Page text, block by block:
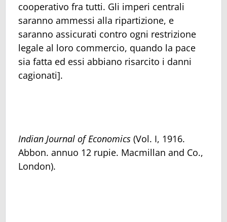
cooperativo fra tutti. Gli imperi centrali
saranno ammessi alla ripartizione, e
saranno assicurati contro ogni restrizione
legale al loro commercio, quando la pace
sia fatta ed essi abbiano risarcito i danni
cagionati].
Indian Journal of Economics (Vol. I, 1916.
Abbon. annuo 12 rupie. Macmillan and Co.,
London).